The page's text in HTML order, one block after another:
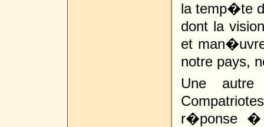
la temp�te
dont la
et
notre pays,
Une
r�ponse �